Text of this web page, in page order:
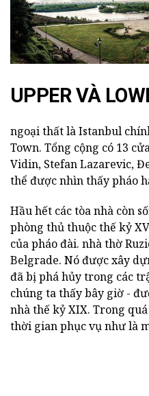
UPPER VÀ
ngoại thất là Istanbul
Town. Tổng cộng có 13
Vidin, Stefan Lazarevic,
thể được nhìn thấy pháo
Hầu hết các tòa nhà còn
phòng thủ thuộc thế kỷ
của pháo đài. nhà thờ
Belgrade. Nó được xây
đã bị phá hủy trong các
chúng ta thấy bây giờ -
nhà thế kỷ XIX. Trong
thời gian phục vụ như là